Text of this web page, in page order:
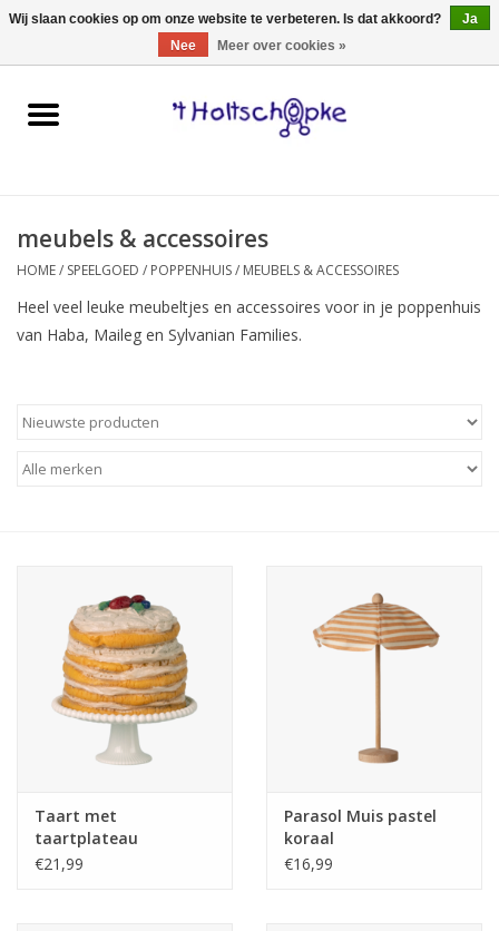
0 Artikelen - €0,00
Home
spellen
onderweg
hebbedingen
boeken
Merken
meubels & accessoires
HOME/ SPEELGOED / POPPENHUIS/ MEUBELS & ACCESSOIRES
Heel veel leuke meubeltjes en accessoires voor in je poppenhuis
van Haba, Maileg en Sylvanian Families.
Taart met
taartplateau
€21,99
Parasol Muis pastel
koraal
€16,99
Wij slaan cookies op om onze website te verbeteren. Is dat akkoord?
Ja
Nee
Meer over cookies »